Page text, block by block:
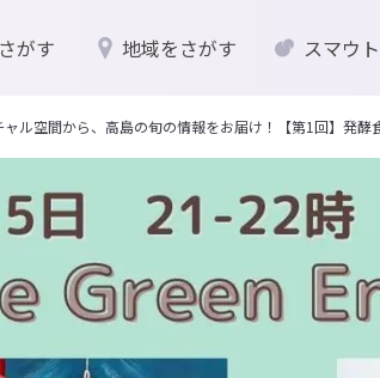
がす 地域をさがす スマウ
ャル空間から、高島の旬の情報をお届け！【第1回】発酵